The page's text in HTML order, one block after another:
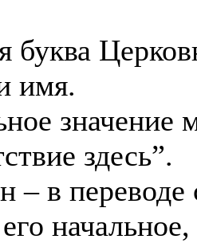
буква
имя.
здесь”.
– в переводе